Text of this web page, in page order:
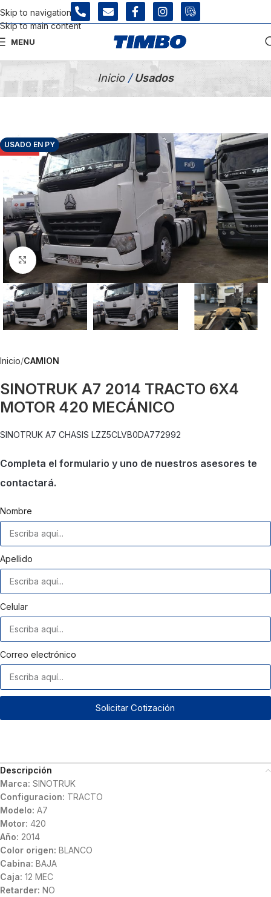
Skip to navigation
Skip to main content
MENU
Tienda Usados
Inicio /Usados
USADO EN PY
AGOTADO
Click para agrandar
Inicio CAMION
SINOTRUK A7 2014 TRACTO 6X4
MOTOR 420 MECÁNICO
SINOTRUK A7 CHASIS LZZ5CLVB0DA772992
Completa el formulario y uno de nuestros asesores te
contactará.
Nombre
Apellido
Celular
Correo electrónico
Solicitar Cotización
Descripción
Marca: SINOTRUK
Configuracion: TRACTO
Modelo: A7
Motor: 420
Año: 2014
Color origen: BLANCO
Cabina: BAJA
Caja: 12 MEC
Retarder: NO